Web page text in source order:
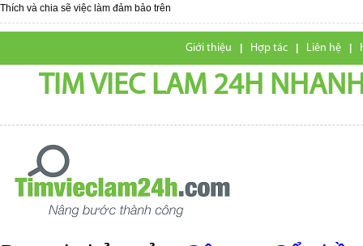
Thích và chia sẽ việc làm đảm bảo trên
Giới thiệu | Hợp tác | Liên hệ |
TIM VIEC LAM 24H